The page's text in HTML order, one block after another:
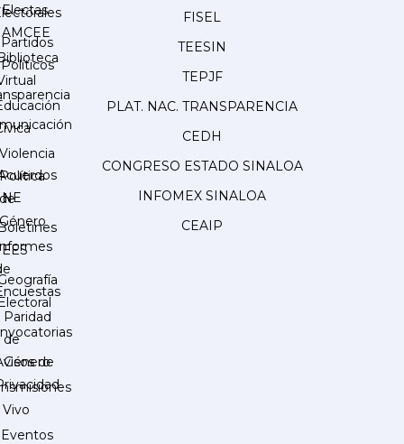
Partidos
Políticos
de
Electas
AMCEE
Violencia
Política
de
Género
Paridad
de
Género
Eventos
FISEL
TEESIN
TEPJF
PLAT. NAC. TRANSPARENCIA
CEDH
CONGRESO ESTADO SINALOA
INFOMEX SINALOA
CEAIP